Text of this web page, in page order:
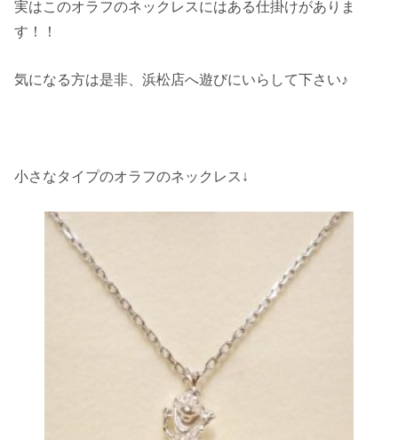
実はこのオラフのネックレスにはある仕掛けがありま
す！！
気になる方は是非、浜松店へ遊びにいらして下さい♪
小さなタイプのオラフのネックレス↓